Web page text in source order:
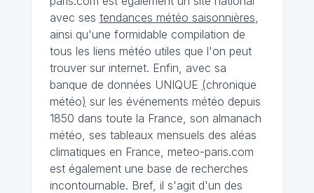
avec ses tendances météo saisonnières
ainsi qu'une formidable compilation de
tous les liens météo utiles que l'on peut
trouver sur internet. Enfin, avec sa
banque de données UNIQUE (chronique
météo) sur les événements météo depuis
1850 dans toute la France, son almanach
météo, ses tableaux mensuels des aléas
climatiques en France, meteo-paris.com
est également une base de recherches
incontournable. Bref, il s'agit d'un des